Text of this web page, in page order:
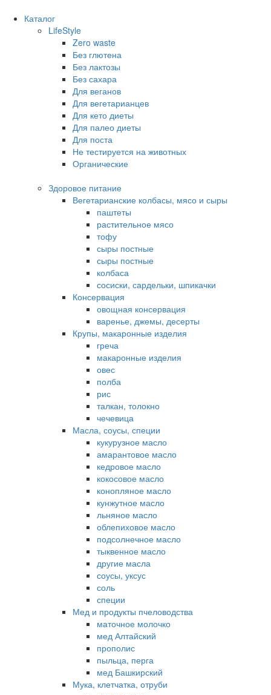
Каталог
LifeStyle
Zero waste
Без глютена
Без лактозы
Без сахара
Для веганов
Для вегетарианцев
Для кето диеты
Для палео диеты
Для поста
Не тестируется на животных
Органические
Здоровое питание
Вегетарианские колбасы, мясо и сыры
паштеты
растительное мясо
тофу
сыры постные
сыры постные
колбаса
сосиски, сардельки, шпикачки
Консервация
овощная консервация
варенье, джемы, десерты
Крупы, макаронные изделия
греча
макаронные изделия
овес
полба
рис
талкан, толокно
чечевица
Масла, соусы, специи
кукурузное масло
амарантовое масло
кедровое масло
кокосовое масло
конопляное масло
кунжутное масло
льняное масло
облепиховое масло
подсолнечное масло
тыквенное масло
другие масла
соусы, уксус
соль
специи
Мед и продукты пчеловодства
маточное молочко
мед Алтайский
прополис
пыльца, перга
мед Башкирский
Мука, клетчатка, отруби